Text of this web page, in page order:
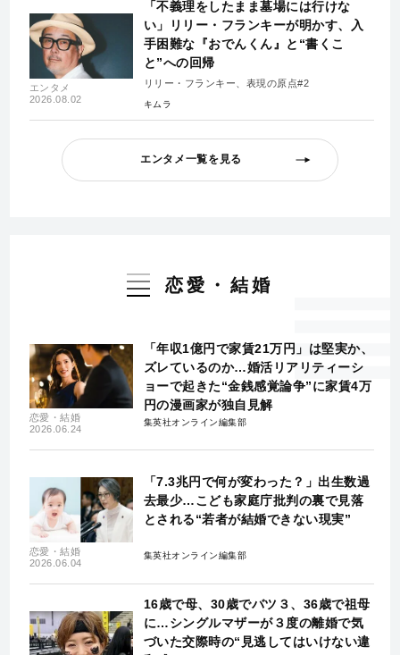
エンタメ
2026.08.02
「不義理をしたまま墓場には行けな
い」リリー・フランキーが明かす、入
手困難な『おでんくん』と“書くこ
と”への回帰
リリー・フランキー、表現の原点#2
キムラ
エンタメ一覧を見る
恋愛・結婚
恋愛・結婚
2026.06.24
「年収1億円で家賃21万円」は堅実か、
ズレているのか…婚活リアリティーシ
ョーで起きた“金銭感覚論争”に家賃4万
円の漫画家が独自見解
集英社オンライン編集部
恋愛・結婚
2026.06.04
「7.3兆円で何が変わった？」出生数過
去最少…こども家庭庁批判の裏で見落
とされる“若者が結婚できない現実”
集英社オンライン編集部
16歳で母、30歳でバツ３、36歳で祖母
に…シングルマザーが３度の離婚で気
づいた交際時の“見逃してはいけない違